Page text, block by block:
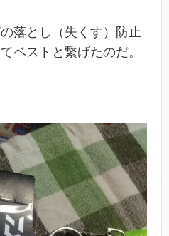
落とし（失くす）防止
ベストと繋げたのだ。